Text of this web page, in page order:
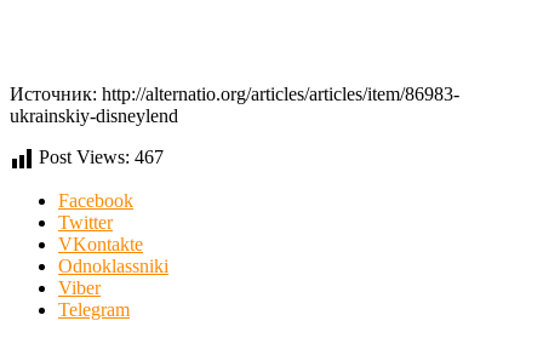
Источник: http://alternatio.org/articles/articles/item/86983-
ukrainskiy-disneylend
Post Views: 467
Facebook
Twitter
VKontakte
Odnoklassniki
Viber
Telegram